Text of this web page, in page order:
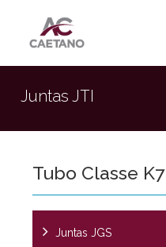
Juntas JTI
Tubo Classe K7
Juntas JGS